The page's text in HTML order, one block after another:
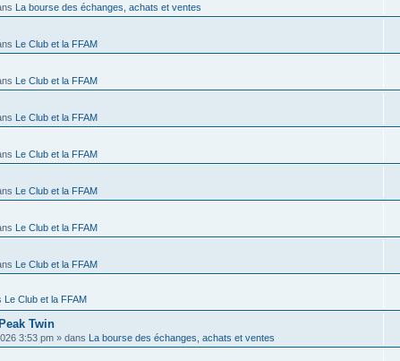
La bourse des échanges, achats et ventes
Le Club et la FFAM
Le Club et la FFAM
Le Club et la FFAM
Le Club et la FFAM
Le Club et la FFAM
Le Club et la FFAM
Le Club et la FFAM
Le Club et la FFAM
Twin
3:53 pm » dans La bourse des échanges, achats et ventes